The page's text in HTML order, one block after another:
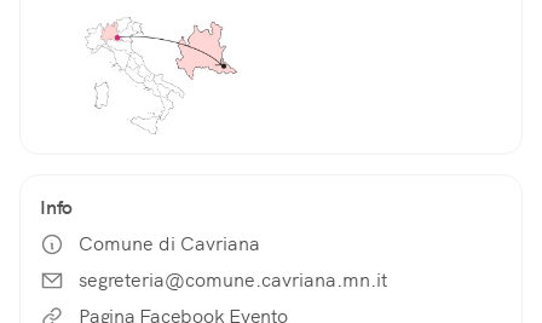
Info
Comune di Cavriana
segreteria@comune.cavriana.mn.it
Pagina Facebook Evento